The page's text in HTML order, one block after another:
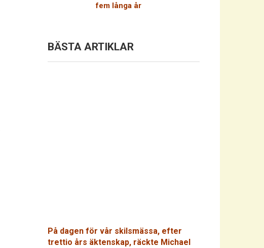
fem långa år
BÄSTA ARTIKLAR
På dagen för vår skilsmässa, efter
trettio års äktenskap, räckte Michael